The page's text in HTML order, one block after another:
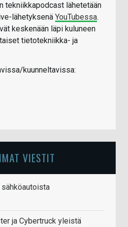
tekniikkapodcast lähetetään
lähetyksenä YouTubessa.
keskenään läpi kuluneen
tietotekniikka- ja
kuunneltavissa:
VIESTIT
ja Cybertruck yleistä